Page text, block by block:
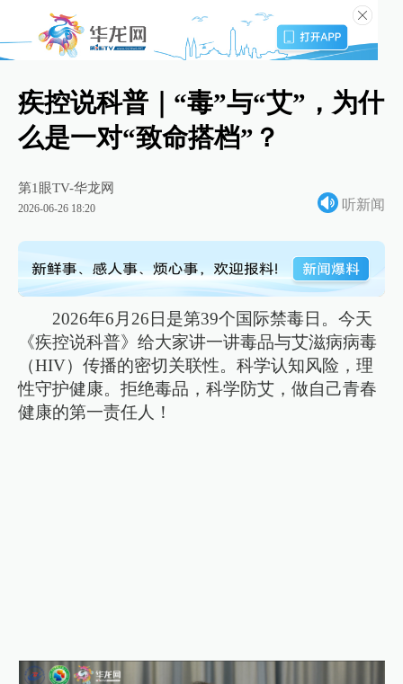
疾控说科普｜“毒”与“艾”，为什
么是一对“致命搭档”？
第1眼TV-华龙网
2026-06-26 18:20 听新闻
2026年6月26日是第39个国际禁毒日。今天
《疾控说科普》给大家讲一讲毒品与艾滋病病毒
（HIV）传播的密切关联性。科学认知风险，理
性守护健康。拒绝毒品，科学防艾，做自己青春
健康的第一责任人！